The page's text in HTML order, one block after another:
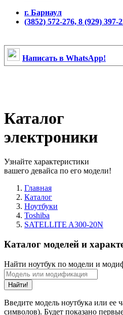
г. Барнаул
(3852) 572-276, 8 (929) 397-
Написать в WhatsApp!
Каталог
электроники
Узнайте характеристики
вашего девайса по его модели!
Главная
Каталог
Ноутбуки
Toshiba
SATELLITE A300-20N
Каталог моделей и
Найти ноутбук по модели и
Найти!
Введите модель ноутбука или ее
символов). Будет показано